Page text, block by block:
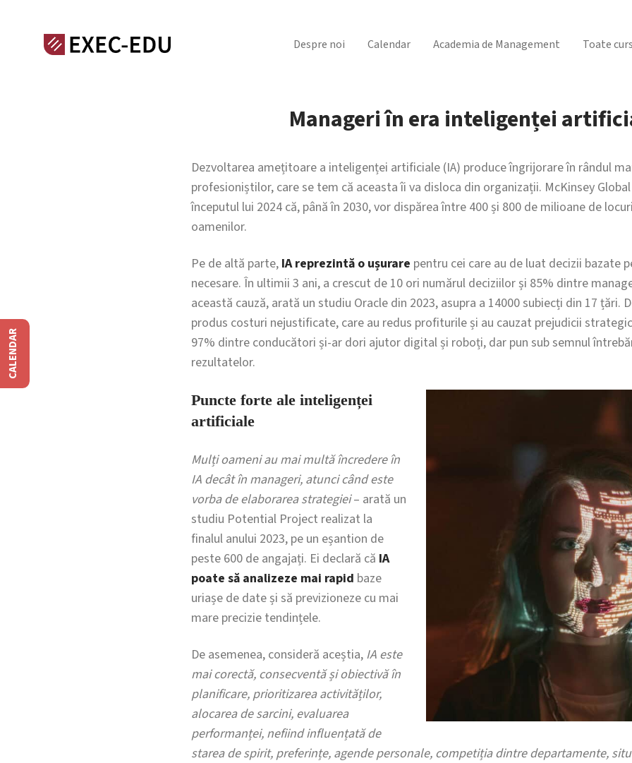
Despre noi Calendar Academia de Management Toate
Manageri în era inteligenței
Dezvoltarea amețitoare a inteligenței artificiale (IA) produce îngrijorare în rândul
profesioniștilor, care se tem că aceasta îi va disloca din organizații. McKinsey
începutul lui 2024 că, până în 2030, vor dispărea între 400 și 800 de milioane de
oamenilor.
Pe de altă parte, IA reprezintă o ușurare pentru cei care au de luat decizii bazate
necesare. În ultimii 3 ani, a crescut de 10 ori numărul deciziilor și 85% dintre
această cauză, arată un studiu Oracle din 2023, asupra a 14000 subiecți din 17 țări.
produs costuri nejustificate, care au redus profiturile și au cauzat prejudicii
97% dintre conducători și-ar dori ajutor digital și roboți, dar pun sub semnul
rezultatelor.
Puncte forte ale inteligenței
artificiale
Mulți oameni au mai multă încredere în
IA decât în manageri, atunci când este
vorba de elaborarea strategiei– arată un
studiu Potential Project realizat la
finalul anului 2023, pe un eșantion de
peste 600 de angajați. Ei declară că IA
poate să analizeze mai rapid baze
uriașe de date și să previzioneze cu mai
mare precizie tendințele.
De asemenea, consideră aceștia, IA este
mai corectă, consecventă și obiectivă în
planificare, prioritizarea activităților,
alocarea de sarcini, evaluarea
performanței, nefiind influențată de
starea de spirit, preferințe, agende personale, competiția dintre departamente,
CALENDAR